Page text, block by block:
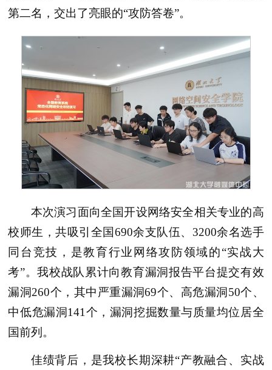
第二名，交出了亮眼的“攻防答卷”。
本次演习面向全国开设网络安全相关专业的高
校师生，共吸引全国690余支队伍、3200余名选手
同台竞技，是教育行业网络攻防领域的“实战大
考”。我校战队累计向教育漏洞报告平台提交有效
漏洞260个，其中严重漏洞69个、高危漏洞50个、
中低危漏洞141个，漏洞挖掘数量与质量均位居全
国前列。
佳绩背后，是我校长期深耕“产教融合、实战